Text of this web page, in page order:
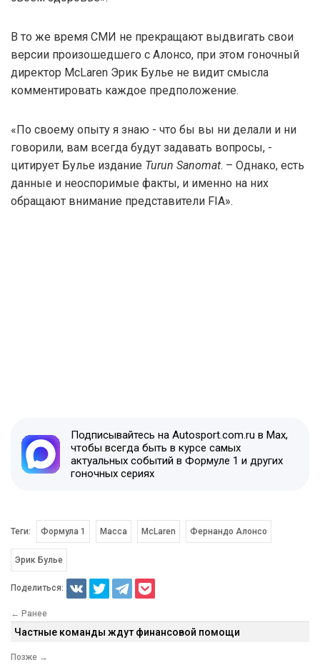
В то же время СМИ не прекращают выдвигать свои
версии произошедшего с Алонсо, при этом гоночный
директор McLaren Эрик Булье не видит смысла
комментировать каждое предположение.
«По своему опыту я знаю - что бы вы ни делали и ни
говорили, вам всегда будут задавать вопросы, -
цитирует Булье издание Turun Sanomat. – Однако, есть
данные и неоспоримые факты, и именно на них
обращают внимание представители FIA».
Подписывайтесь на Autosport.com.ru в Max,
чтобы всегда быть в курсе самых
актуальных событий в Формуле 1 и других
гоночных сериях
Теги: Формула 1 Масса McLaren Фернандо Алонсо
Эрик Булье
Поделиться:
← Ранее
Частные команды ждут финансовой помощи
Позже →